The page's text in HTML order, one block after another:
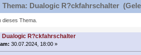
Thema: Dualogic R?ckfahrschalter
dieses Thema.
Dualogic R?ckfahrschalter
am: 30.07.2024, 18:00 »